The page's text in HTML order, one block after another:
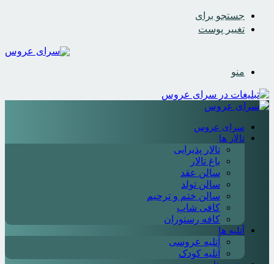
جستجو برای
تغییر پوست
منو
سرای عروس
تالار ها
تالار پذیرایی
باغ تالار
سالن عقد
سالن تولد
سالن ختم و ترحیم
کافی شاپ
کافه رستوران
آتلیه ها
آتلیه عروسی
آتلیه کودک